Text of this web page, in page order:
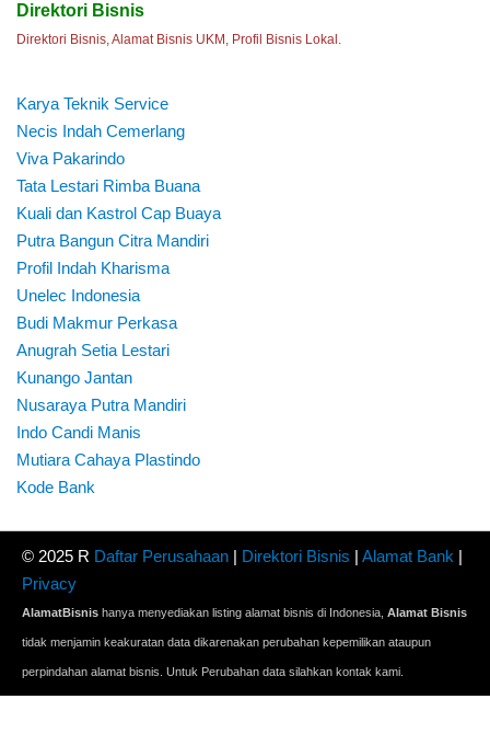
Direktori Bisnis
Direktori Bisnis, Alamat Bisnis UKM, Profil Bisnis Lokal.
Karya Teknik Service
Necis Indah Cemerlang
Viva Pakarindo
Tata Lestari Rimba Buana
Kuali dan Kastrol Cap Buaya
Putra Bangun Citra Mandiri
Profil Indah Kharisma
Unelec Indonesia
Budi Makmur Perkasa
Anugrah Setia Lestari
Kunango Jantan
Nusaraya Putra Mandiri
Indo Candi Manis
Mutiara Cahaya Plastindo
Kode Bank
© 2025 R Daftar Perusahaan | Direktori Bisnis | Alamat Bank |
Privacy
AlamatBisnis hanya menyediakan listing alamat bisnis di Indonesia, Alamat Bisnis
tidak menjamin keakuratan data dikarenakan perubahan kepemilikan ataupun
perpindahan alamat bisnis. Untuk Perubahan data silahkan kontak kami.